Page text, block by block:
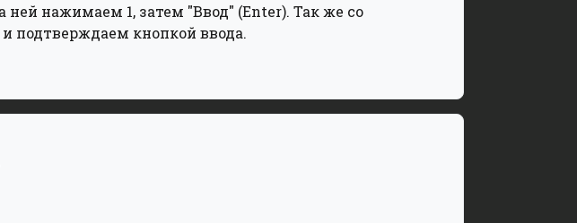
нажимаем 1, затем "Ввод" (Enter). Так же со
кнопкой ввода.